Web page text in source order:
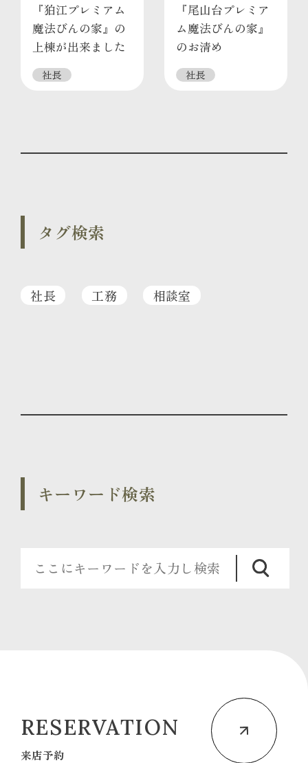
『狛江プレミアム
魔法びんの家』の
上棟が出来ました
社長
『尾山台プレミア
ム魔法びんの家』
のお清め
社長
タグ検索
社長 工務 相談室
キーワード検索
RESERVATION
来店予約